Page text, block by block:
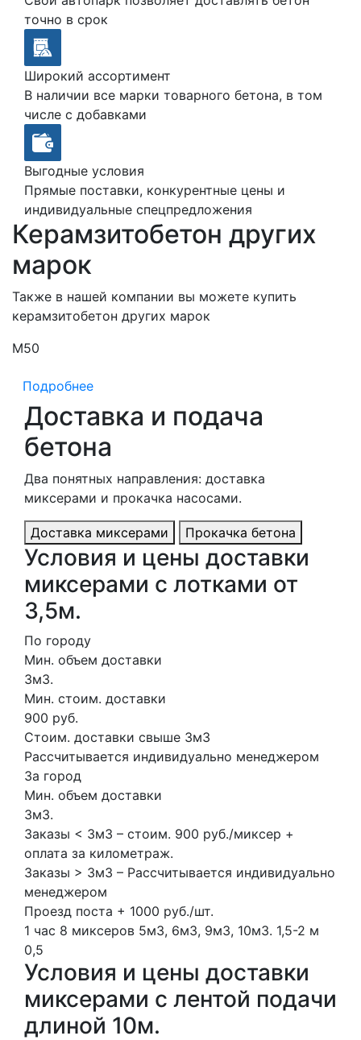
точно в срок
Широкий ассортимент
В наличии все марки товарного бетона, в том
числе с добавками
Выгодные условия
Прямые поставки, конкурентные цены и
индивидуальные спецпредложения
Керамзитобетон других
марок
Также в нашей компании вы можете купить
керамзитобетон других марок
М50
Подробнее
Доставка и подача
бетона
Два понятных направления: доставка
миксерами и прокачка насосами.
Доставка миксерами Прокачка бетона
Условия и цены доставки
миксерами с лотками от
3,5м.
По городу
Мин. объем доставки
3м3.
Мин. стоим. доставки
900 руб.
Стоим. доставки свыше 3м3
Рассчитывается индивидуально менеджером
За город
Мин. объем доставки
3м3.
Заказы < 3м3 – стоим. 900 руб./миксер +
оплата за километраж.
Заказы > 3м3 – Рассчитывается индивидуально
менеджером
Проезд поста + 1000 руб./шт.
1 час 8 миксеров 5м3, 6м3, 9м3, 10м3. 1,5-2 м
0,5
Условия и цены доставки
миксерами с лентой подачи
длиной 10м.